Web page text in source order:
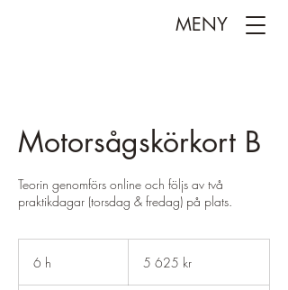
MENY
Motorsågskörkort B
Teorin genomförs online och följs av två
praktikdagar (torsdag & fredag) på plats.
6 h
kronor5 625 kr